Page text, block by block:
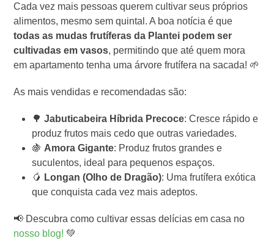
Cada vez mais pessoas querem cultivar seus próprios
alimentos, mesmo sem quintal. A boa notícia é que
todas as mudas frutíferas da Plantei podem ser
cultivadas em vasos, permitindo que até quem mora
em apartamento tenha uma árvore frutífera na sacada! 🌱
As mais vendidas e recomendadas são:
🌳Jabuticabeira Híbrida Precoce: Cresce rápido e
produz frutos mais cedo que outras variedades.
🍇 Amora Gigante: Produz frutos grandes e
suculentos, ideal para pequenos espaços.
🥭 Longan (Olho de Dragão): Uma frutífera exótica
que conquista cada vez mais adeptos.
📢 Descubra como cultivar essas delícias em casa no
nosso blog! 💚